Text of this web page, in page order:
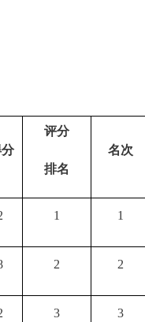
评分
排名
名次
1 1
2 2
3 3